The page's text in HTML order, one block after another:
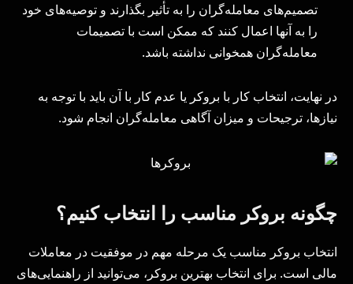
تصمیم‌های معامله‌گران را به تأثیر بگذارند و توصیه‌های خود
را به آنها اعمال کنند که ممکن است با تصمیمات
معامله‌گران همخوانی نداشته باشد.
در نهایت، انتخاب کار با بروکر یا عدم کار با آن باید با توجه به
نیازها، ترجیحات و میزان آگاهی معامله‌گران انجام شود.
چگونه بروکر مناسب را انتخاب کنیم؟
انتخاب بروکر مناسب یک مرحله مهم در موفقیت در معاملات
مالی است. برای انتخاب بهترین بروکر، می‌توانید از راهنمایی‌های